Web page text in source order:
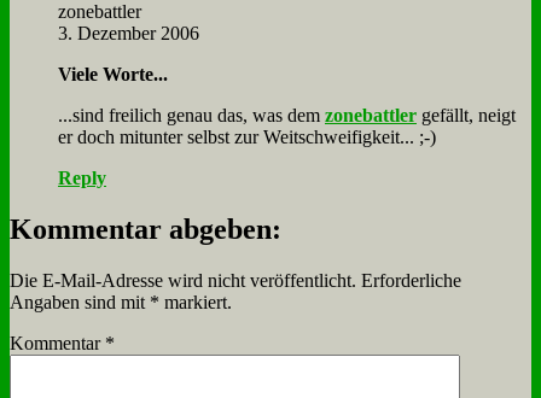
zone­batt­ler
3. Dezember 2006
Vie­le Wor­te...
...sind frei­lich ge­nau das, was dem zone­batt­ler ge­fällt, neigt
er doch mit­un­ter selbst zur Weit­schwei­fig­keit... ;-)
Reply
Kommentar abgeben:
Die E-Mail-Adresse wird nicht veröffentlicht. Erforderliche
Angaben sind mit * markiert.
Kommentar *